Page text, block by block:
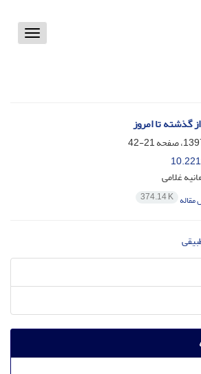
Toggle
گذشته تا امروز
21-42
غلامی
374.14 K